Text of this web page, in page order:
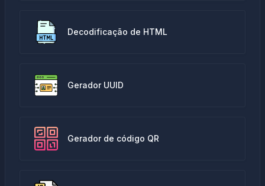
Decodificação de HTML
Gerador UUID
Gerador de código QR